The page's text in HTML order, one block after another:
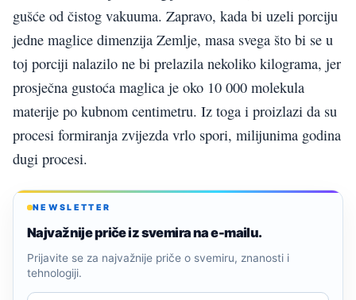
gušće od čistog vakuuma. Zapravo, kada bi uzeli porciju
jedne maglice dimenzija Zemlje, masa svega što bi se u
toj porciji nalazilo ne bi prelazila nekoliko kilograma, jer
prosječna gustoća maglica je oko 10 000 molekula
materije po kubnom centimetru. Iz toga i proizlazi da su
procesi formiranja zvijezda vrlo spori, milijunima godina
dugi procesi.
NEWSLETTER
Najvažnije priče iz svemira na e-mailu.
Prijavite se za najvažnije priče o svemiru, znanosti i
tehnologiji.